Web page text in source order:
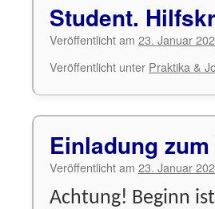
Student.
Veröffentlicht am 23. Januar
Veröffentlicht unter Praktika &
Einladung
Veröffentlicht am 23. Januar
Achtung! Beginn